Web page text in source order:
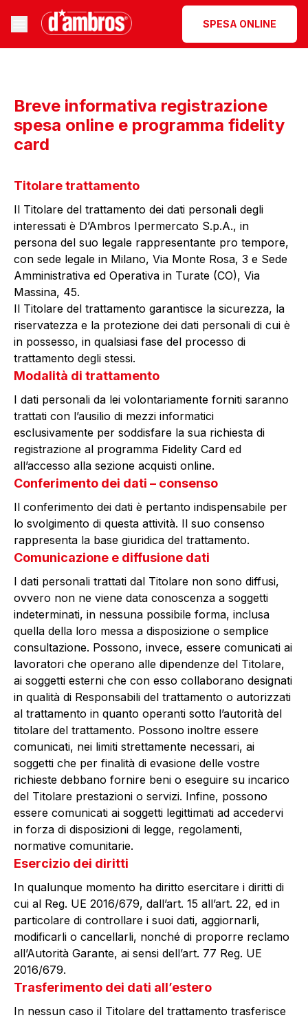
SPESA ONLINE
Breve informativa registrazione
spesa online e programma fidelity
card
Titolare trattamento
Il Titolare del trattamento dei dati personali degli
interessati è D’Ambros Ipermercato S.p.A., in
persona del suo legale rappresentante pro tempore,
con sede legale in Milano, Via Monte Rosa, 3 e Sede
Amministrativa ed Operativa in Turate (CO), Via
Massina, 45.
Il Titolare del trattamento garantisce la sicurezza, la
riservatezza e la protezione dei dati personali di cui è
in possesso, in qualsiasi fase del processo di
trattamento degli stessi.
Modalità di trattamento
I dati personali da lei volontariamente forniti saranno
trattati con l’ausilio di mezzi informatici
esclusivamente per soddisfare la sua richiesta di
registrazione al programma Fidelity Card ed
all’accesso alla sezione acquisti online.
Conferimento dei dati – consenso
Il conferimento dei dati è pertanto indispensabile per
lo svolgimento di questa attività. Il suo consenso
rappresenta la base giuridica del trattamento.
Comunicazione e diffusione dati
I dati personali trattati dal Titolare non sono diffusi,
ovvero non ne viene data conoscenza a soggetti
indeterminati, in nessuna possibile forma, inclusa
quella della loro messa a disposizione o semplice
consultazione. Possono, invece, essere comunicati ai
lavoratori che operano alle dipendenze del Titolare,
ai soggetti esterni che con esso collaborano designati
in qualità di Responsabili del trattamento o autorizzati
al trattamento in quanto operanti sotto l’autorità del
titolare del trattamento. Possono inoltre essere
comunicati, nei limiti strettamente necessari, ai
soggetti che per finalità di evasione delle vostre
richieste debbano fornire beni o eseguire su incarico
del Titolare prestazioni o servizi. Infine, possono
essere comunicati ai soggetti legittimati ad accedervi
in forza di disposizioni di legge, regolamenti,
normative comunitarie.
Esercizio dei diritti
In qualunque momento ha diritto esercitare i diritti di
cui al Reg. UE 2016/679, dall’art. 15 all’art. 22, ed in
particolare di controllare i suoi dati, aggiornarli,
modificarli o cancellarli, nonché di proporre reclamo
all’Autorità Garante, ai sensi dell’art. 77 Reg. UE
2016/679.
Trasferimento dei dati all’estero
In nessun caso il Titolare del trattamento trasferisce